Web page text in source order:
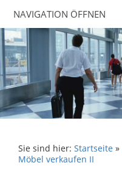
NAVIGATION ÖFFNEN
Sie sind hier: Startseite »
Möbel verkaufen II